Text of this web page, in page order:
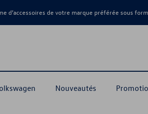
d’accessoires de votre marque préférée sous
Nouveautés